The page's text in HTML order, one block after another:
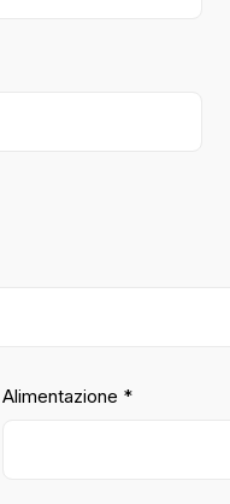
Alimentazione *